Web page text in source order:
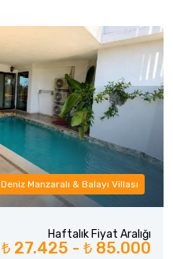
Deniz Manzaralı & Balayı Villası
Haftalık Fiyat Aralığı
₺ 27.425 - ₺ 85.000